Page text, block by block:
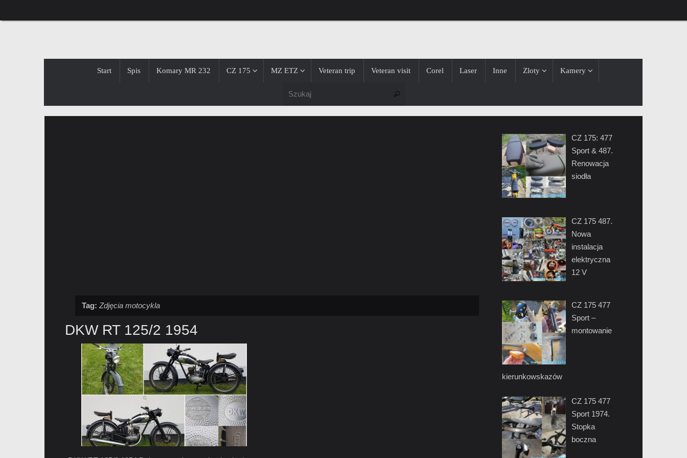
do
Start Spis Komary MR 232 CZ 175 MZ ETZ Veteran trip Veteran visit Corel Laser Inne Zloty Kamery
Tag: Zdjęcia motocykla
DKW RT 125/2 1954
CZ 175: 477
Sport & 487.
Renowacja
siodła
CZ 175 487.
Nowa
instalacja
elektryczna
12 V
CZ 175 477
Sport –
montowanie
kierunkowskazów
CZ 175 477
Sport 1974.
Stopka
boczna